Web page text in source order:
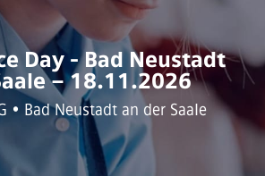
Day - Bad Neustadt
– 18.11.2026
• Bad Neustadt an der Saale